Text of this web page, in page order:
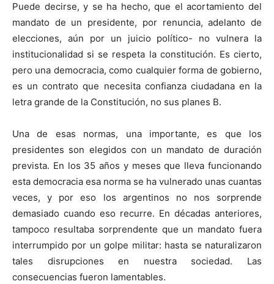
Puede decirse, y se ha hecho, que el acortamiento del
mandato de un presidente, por renuncia, adelanto de
elecciones, aún por un juicio político- no vulnera la
institucionalidad si se respeta la constitución. Es cierto,
pero una democracia, como cualquier forma de gobierno,
es un contrato que necesita confianza ciudadana en la
letra grande de la Constitución, no sus planes B.
Una de esas normas, una importante, es que los
presidentes son elegidos con un mandato de duración
prevista. En los 35 años y meses que lleva funcionando
esta democracia esa norma se ha vulnerado unas cuantas
veces, y por eso los argentinos no nos sorprende
demasiado cuando eso recurre. En décadas anteriores,
tampoco resultaba sorprendente que un mandato fuera
interrumpido por un golpe militar: hasta se naturalizaron
tales disrupciones en nuestra sociedad. Las
consecuencias fueron lamentables.